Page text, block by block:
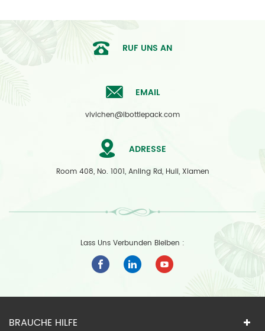
RUF UNS AN
EMAIL
vivichen@ibottlepack.com
ADRESSE
Room 408, No. 1001, Anling Rd, Huli, Xiamen
Lass Uns Verbunden Bleiben :
BRAUCHE HILFE